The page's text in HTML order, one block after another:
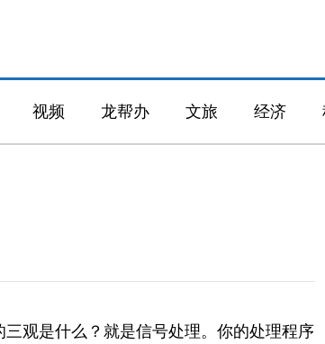
视频 龙帮办 文旅 经济
观是什么？就是信号处理。你的处理程序